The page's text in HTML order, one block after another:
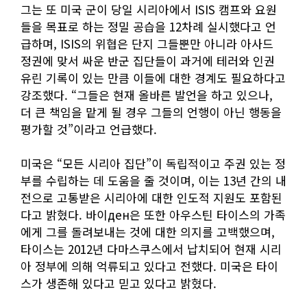
그는 또 미국 군이 당일 시리아에서 ISIS 캠프와 요원
들을 목표로 하는 정밀 공습을 12차례 실시했다고 언
급하며, ISIS의 위협은 단지 그들뿐만 아니라 아사드
정권에 맞서 싸운 반군 집단들이 과거에 테러와 인권
유린 기록이 있는 만큼 이들에 대한 경계도 필요하다고
강조했다. “그들은 현재 올바른 발언을 하고 있으나,
더 큰 책임을 맡게 될 경우 그들의 언행이 아닌 행동을
평가할 것”이라고 언급했다.
미국은 “모든 시리아 집단”이 독립적이고 주권 있는 정
부를 수립하는 데 도움을 줄 것이며, 이는 13년 간의 내
전으로 고통받은 시리아에 대한 인도적 지원도 포함된
다고 밝혔다. 바이ден은 또한 아우스틴 타이스의 가족
에게 그를 돌려보내는 것에 대한 의지를 고백했으며,
타이스는 2012년 다마스쿠스에서 납치되어 현재 시리
아 정부에 의해 억류되고 있다고 전했다. 미국은 타이
스가 생존해 있다고 믿고 있다고 밝혔다.